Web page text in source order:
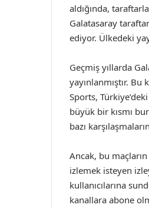
aldığında,
Galatasaray
ediyor. Ülkedeki
Geçmiş yıllarda
yayınlanmıştır.
Sports,
büyük bir kısmı
bazı
Ancak, bu
izlemek isteyen
kullanıcılarına
kanallara abone